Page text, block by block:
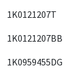
1K0121207T
1K0121207BB
1K0959455DG